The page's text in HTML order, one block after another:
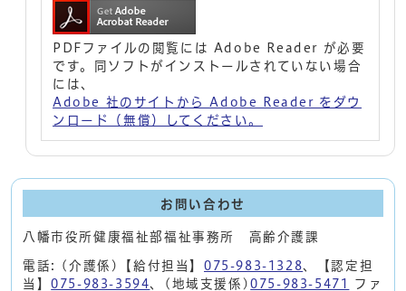
PDFファイルの閲覧には Adobe Reader が必要
です。同ソフトがインストールされていない場合
には、
Adobe 社のサイトから Adobe Reader をダウ
ンロード（無償）してください。
お問い合わせ
八幡市役所健康福祉部福祉事務所 高齢介護課
電話: (介護係)【給付担当】075-983-1328、【認定担
当】075-983-3594、(地域支援係)075-983-5471
ファ